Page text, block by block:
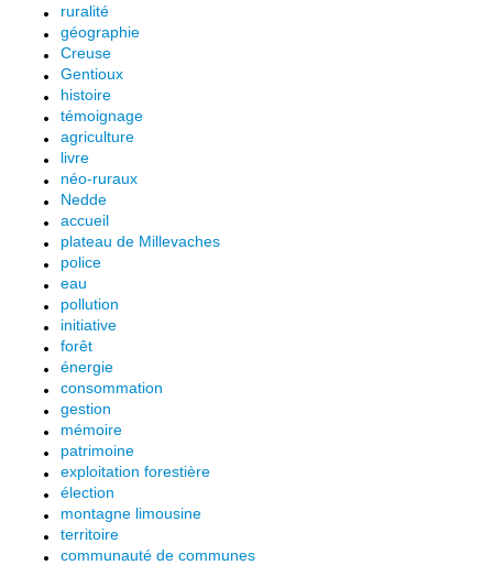
ruralité
géographie
Creuse
Gentioux
histoire
témoignage
agriculture
livre
néo-ruraux
Nedde
accueil
plateau de Millevaches
police
eau
pollution
initiative
forêt
énergie
consommation
gestion
mémoire
patrimoine
exploitation forestière
élection
montagne limousine
territoire
communauté de communes